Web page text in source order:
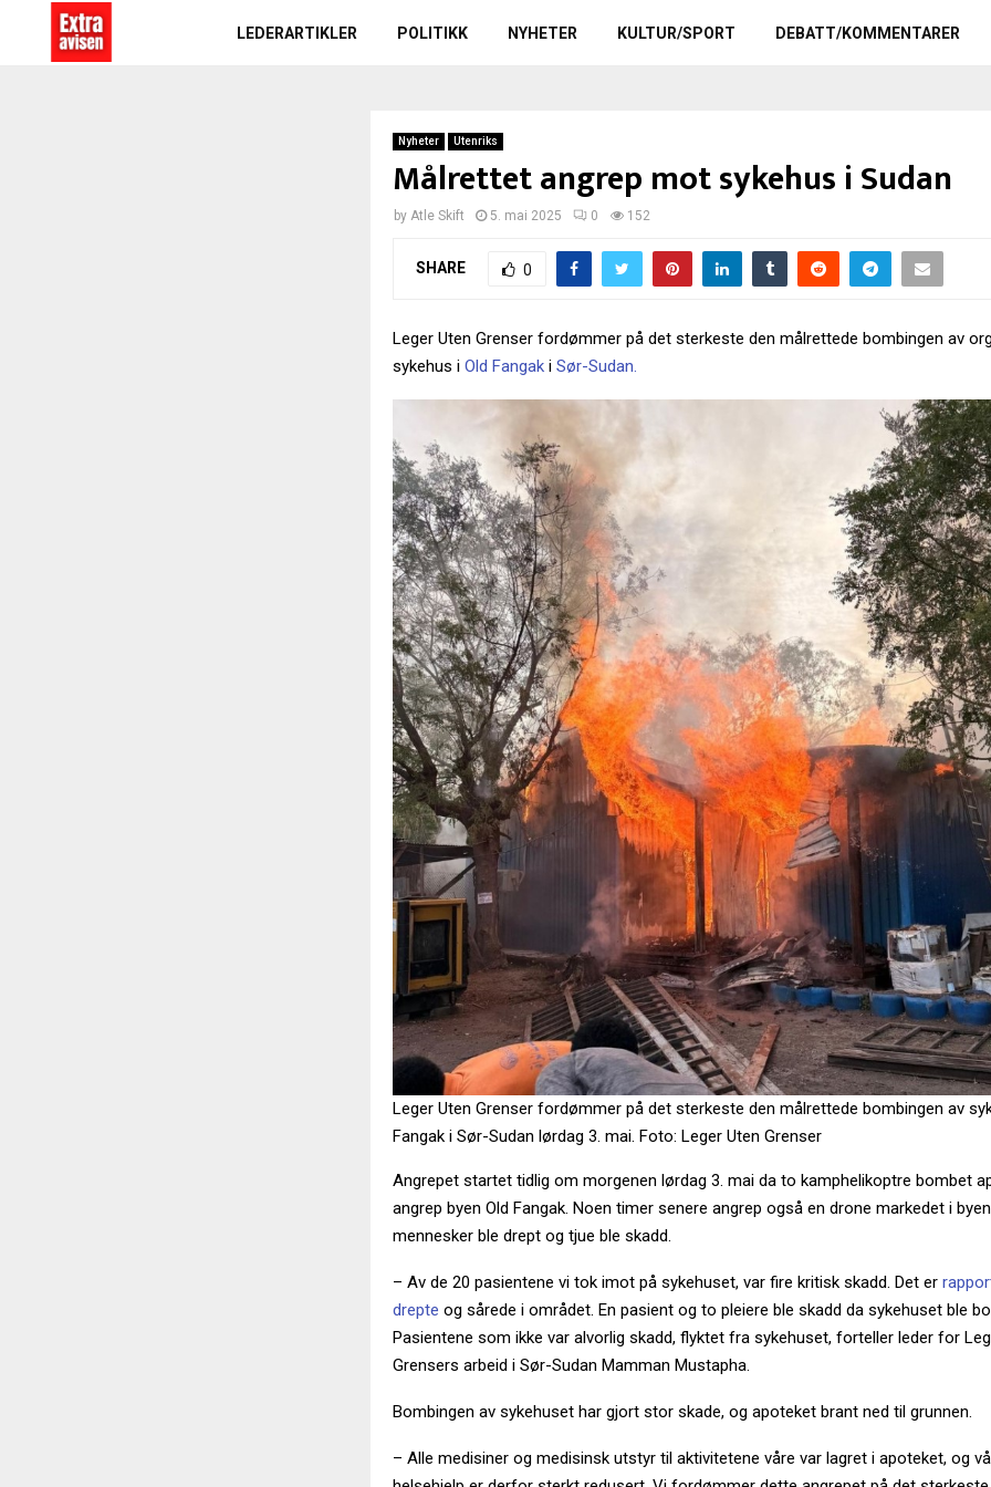
LEDERARTIKLER POLITIKK NYHETER KULTUR/SPORT DEBATT/KOMMENTARER
Nyheter Utenriks
Målrettet angrep mot sykehus i Sudan
by Atle Skift 5. mai 2025 0 152
SHARE 0
Leger Uten Grenser fordømmer på det sterkeste den målrettede bombingen av
sykehus i Old Fangak i Sør-Sudan.
Leger Uten Grenser fordømmer på det sterkeste den målrettede bombingen av
Fangak i Sør-Sudan lørdag 3. mai. Foto: Leger Uten Grenser
Angrepet startet tidlig om morgenen lørdag 3. mai da to kamphelikoptre bombet
angrep byen Old Fangak. Noen timer senere angrep også en drone markedet i
mennesker ble drept og tjue ble skadd.
– Av de 20 pasientene vi tok imot på sykehuset, var fire kritisk skadd. Det er
drepte og sårede i området. En pasient og to pleiere ble skadd da sykehuset ble
Pasientene som ikke var alvorlig skadd, flyktet fra sykehuset, forteller leder for
Grensers arbeid i Sør-Sudan Mamman Mustapha.
Bombingen av sykehuset har gjort stor skade, og apoteket brant ned til grunnen.
– Alle medisiner og medisinsk utstyr til aktivitetene våre var lagret i apoteket, og